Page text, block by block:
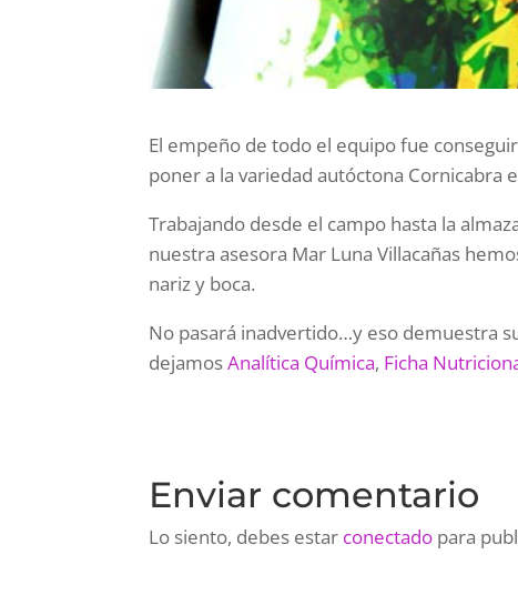
El empeño de todo el equipo fue
poner a la variedad autóctona Cornicabra
Trabajando desde el campo hasta la
nuestra asesora Mar Luna Villacañas
nariz y boca.
No pasará inadvertido…y eso demuestra
dejamosAnalítica Química, Ficha
Enviar comentario
Lo siento, debes estar conectado para